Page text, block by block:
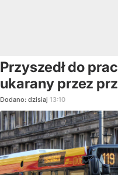
Przyszedł do
ukarany przez
Dodano: dzisiaj 13:10